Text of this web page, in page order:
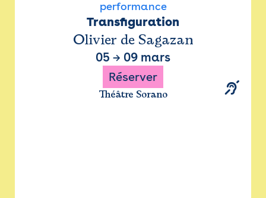
performance
Transfiguration
Olivier de Sagazan
05 → 09 mars
Réserver
Théâtre Sorano